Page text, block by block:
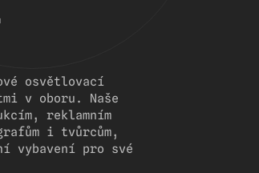
osvětlovací
v oboru. Naše
reklamním
i tvůrcům,
vybavení pro své